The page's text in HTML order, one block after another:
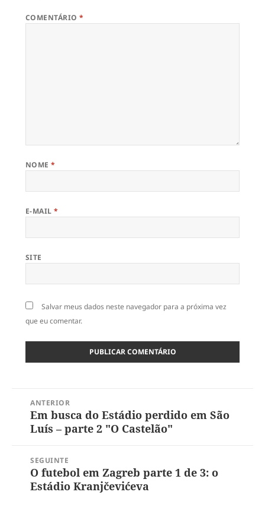
COMENTÁRIO*
NOME*
E-MAIL*
SITE
Salvar meus dados neste navegador para a próxima vez
que eu comentar.
ANTERIOR
Post
anterior:
Em busca do Estádio perdido em São
Luís – parte 2 "O Castelão"
SEGUINTE
Próximo
post:
O futebol em Zagreb parte 1 de 3: o
Estádio Kranjčevićeva